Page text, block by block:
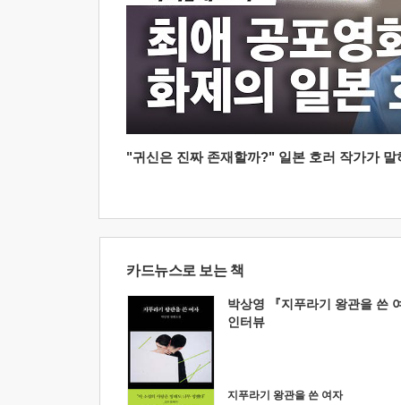
"귀신은 진짜 존재할까?" 일본 호러 작가가
카드뉴스로 보는 책
박상영 『지푸라기 왕관을 쓴
인터뷰
지푸라기 왕관을 쓴 여자